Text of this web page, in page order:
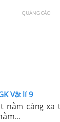
QUẢNG CÁO
Vật lí 9
nằm càng